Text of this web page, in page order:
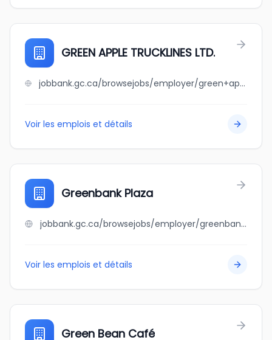
GREEN APPLE TRUCKLINES LTD.
jobbank.gc.ca/browsejobs/employer/green+apple+trucklines+ltd./ca
Voir les emplois et détails
Greenbank Plaza
jobbank.gc.ca/browsejobs/employer/greenbank+plaza/ca
Voir les emplois et détails
Green Bean Café